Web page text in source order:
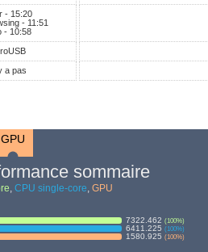
- 15:20
- 11:51
- 10:58
a pas
GPU
sommaire
, CPU single-core, GPU
7322.462 (100%)
6411.225 (100%)
1580.925 (100%)